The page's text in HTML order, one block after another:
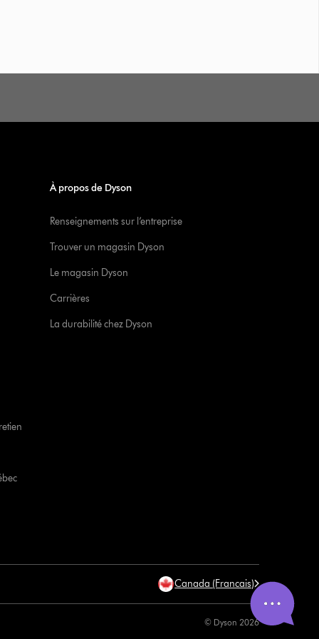
À propos de Dyson
Renseignements sur l’entreprise
Trouver un magasin Dyson
Le magasin Dyson
Carrières
La durabilité chez Dyson
Canada (Francais)
© Dyson 2026